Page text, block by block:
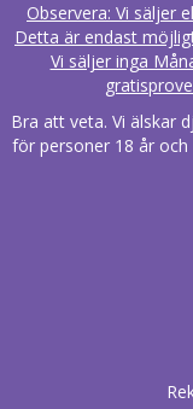
Observera: Vi säljer
Detta är endast
Vi säljer inga
Bra att veta. Vi älskar
för personer 18 år och